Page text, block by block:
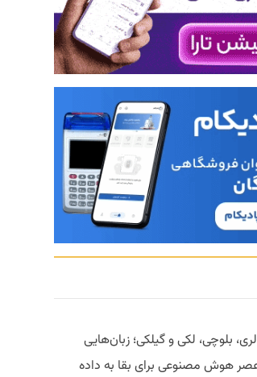
بلوچی، لکی و گیلکی؛ زبان‌هایی
هوش مصنوعی برای بقا به داده